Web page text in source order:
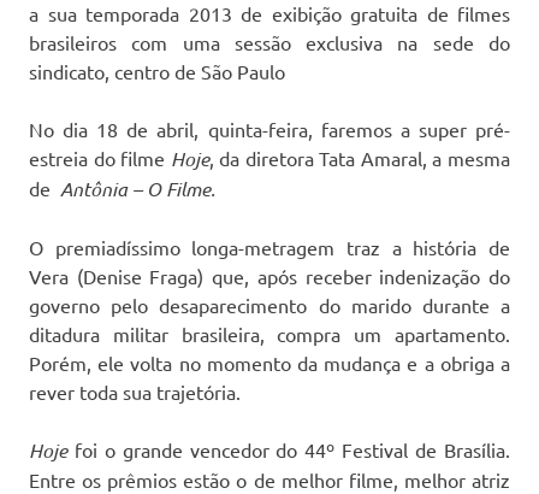
a sua temporada 2013 de exibição gratuita de filmes
brasileiros com uma sessão exclusiva na sede do
sindicato, centro de São Paulo
No dia 18 de abril, quinta-feira, faremos a super pré-
estreia do filme Hoje, da diretora Tata Amaral, a mesma
de Antônia – O Filme.
O premiadíssimo longa-metragem traz a história de
Vera (Denise Fraga) que, após receber indenização do
governo pelo desaparecimento do marido durante a
ditadura militar brasileira, compra um apartamento.
Porém, ele volta no momento da mudança e a obriga a
rever toda sua trajetória.
Hojefoi o grande vencedor do 44º Festival de Brasília.
Entre os prêmios estão o de melhor filme, melhor atriz